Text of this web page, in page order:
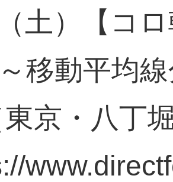
土）【コ
移動平均
東京・八丁